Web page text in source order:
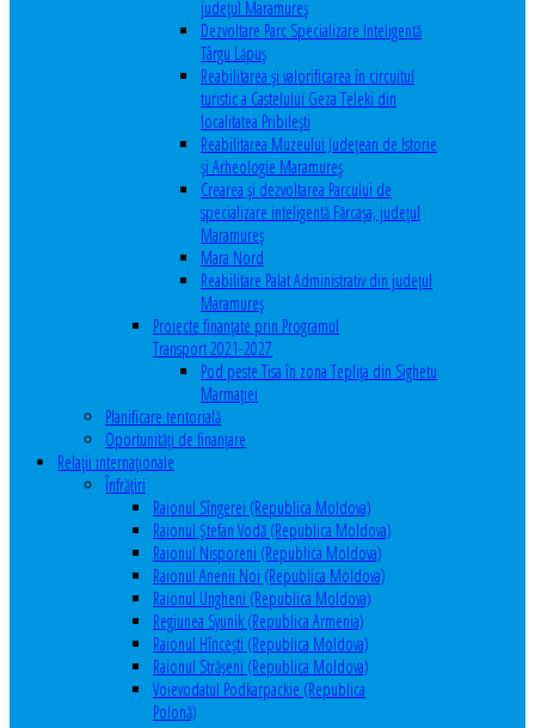
județul Maramureș
Dezvoltare Parc Specializare Inteligentă
Târgu Lăpuș
Reabilitarea și valorificarea în circuitul
turistic a Castelului Geza Teleki din
localitatea Pribilești
Reabilitarea Muzeului Județean de Istorie
și Arheologie Maramureș
Crearea și dezvoltarea Parcului de
specializare inteligentă Fărcașa, județul
Maramureș
Mara Nord
Reabilitare Palat Administrativ din județul
Maramureș
Proiecte finanțate prin Programul
Transport 2021-2027
Pod peste Tisa în zona Teplița din Sighetu
Marmației
Planificare teritorială
Oportunităţi de finanţare
Relaţii internaţionale
Înfrăţiri
Raionul Sîngerei (Republica Moldova)
Raionul Ștefan Vodă (Republica Moldova)
Raionul Nisporeni (Republica Moldova)
Raionul Anenii Noi (Republica Moldova)
Raionul Ungheni (Republica Moldova)
Regiunea Syunik (Republica Armenia)
Raionul Hîncești (Republica Moldova)
Raionul Străşeni (Republica Moldova)
Voievodatul Podkarpackie (Republica
Polonă)